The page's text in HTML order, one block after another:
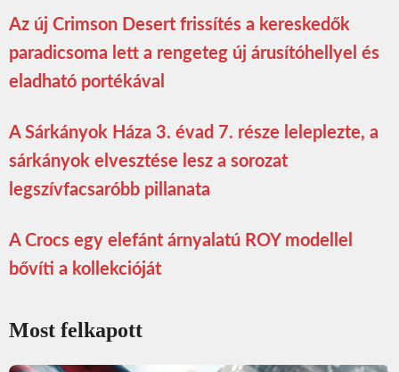
Az új Crimson Desert frissítés a kereskedők
paradicsoma lett a rengeteg új árusítóhellyel és
eladható portékával
A Sárkányok Háza 3. évad 7. része leleplezte, a
sárkányok elvesztése lesz a sorozat
legszívfacsaróbb pillanata
A Crocs egy elefánt árnyalatú ROY modellel
bővíti a kollekcióját
Most felkapott